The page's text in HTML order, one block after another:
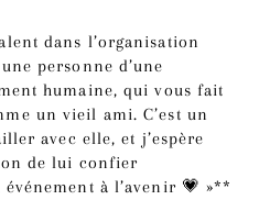
dans l’organisation
personne d’une
humaine, qui vous fait
un vieil ami. C’est un
avec elle, et j’espère
de lui confier
à l’avenir 💗 »**